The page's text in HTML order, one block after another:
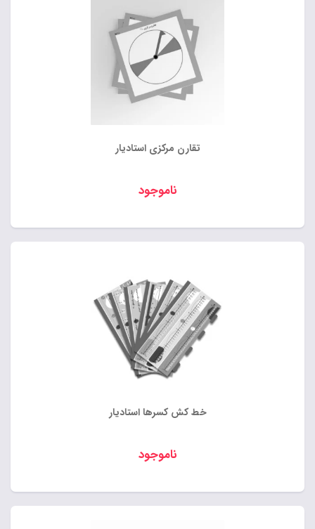
تقارن مرکزی استادیار
ناموجود
خط کش کسرها استادیار
ناموجود